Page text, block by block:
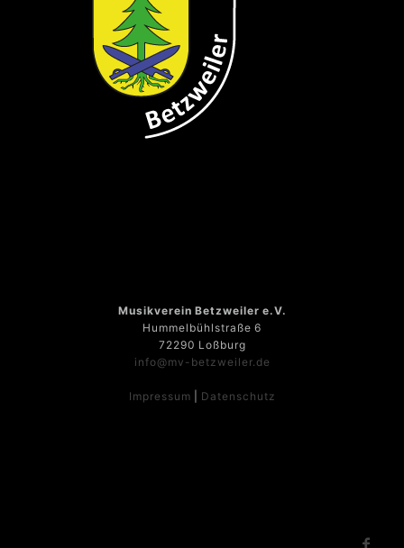
Musikverein Betzweiler e.V.
Hummelbühlstraße 6
72290 Loßburg
info@mv-betzweiler.de
Impressum Datenschutz